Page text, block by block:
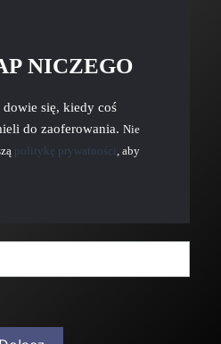
NICZEGO
się, kiedy coś
do zaoferowania. Nie
politykę prywatności , aby